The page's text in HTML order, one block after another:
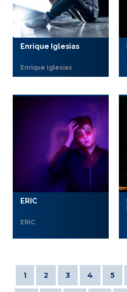
Enrique Iglesias
Enrique Iglesias
ERIC
ERIC
1 2 3 4 5